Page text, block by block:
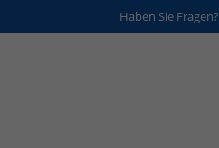
Haben Sie Fragen?